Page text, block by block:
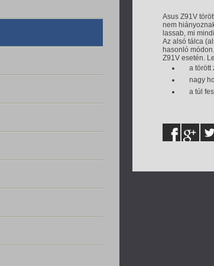
Asus Z91V
nem
lassab, mi
Az alsó tálca
hasonló
Z91V esetén.
a törött
nagy
a túl